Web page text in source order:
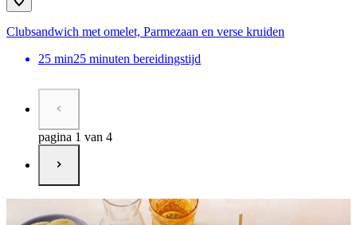
Clubsandwich met omelet, Parmezaan en verse kruiden
25 min25 minuten bereidingstijd
pagina 1 van 4